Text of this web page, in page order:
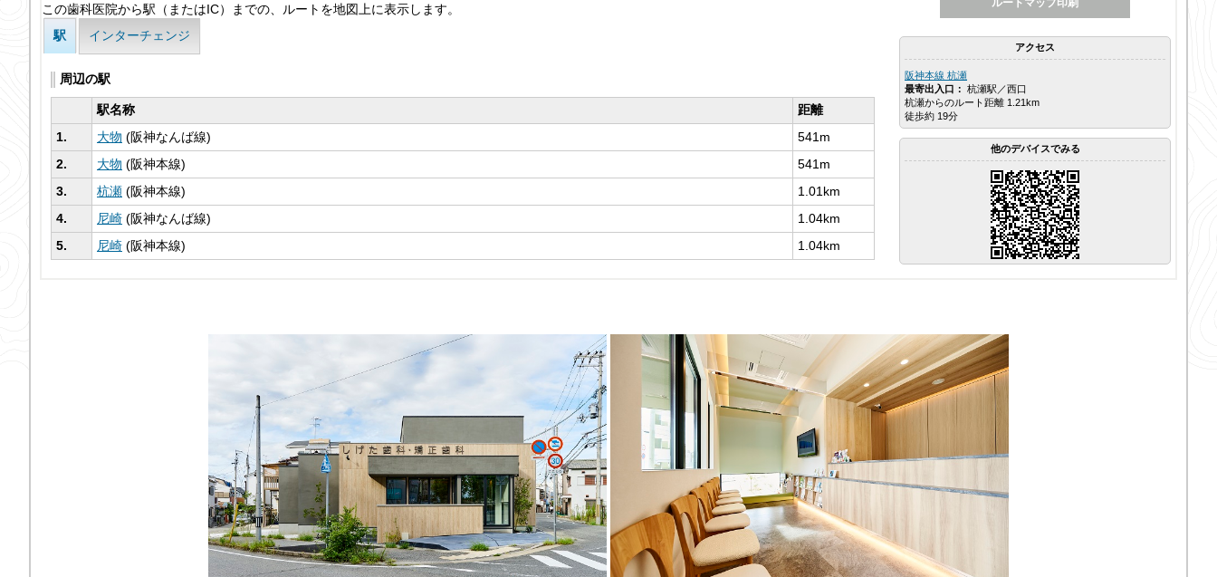
この歯科医院から駅（またはIC）までの、ルートを地図上に表示します。
駅
インターチェンジ
周辺の駅
駅名称
距離
1.
大物 (阪神なんば線)
541m
2.
大物 (阪神本線)
541m
3.
杭瀬 (阪神本線)
1.01km
4.
尼崎 (阪神なんば線)
1.04km
5.
尼崎 (阪神本線) 1.04km
アクセス
阪神本線 杭瀬
最寄出入口： 杭瀬駅／西口
杭瀬からのルート距離 1.21km
徒歩約 19分
他のデバイスでみる